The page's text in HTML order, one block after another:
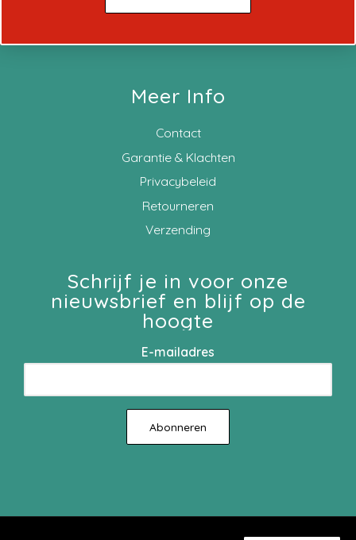
Meer Info
Contact
Garantie & Klachten
Privacybeleid
Retourneren
Verzending
Schrijf je in voor onze
nieuwsbrief en blijf op de
hoogte
E-mailadres